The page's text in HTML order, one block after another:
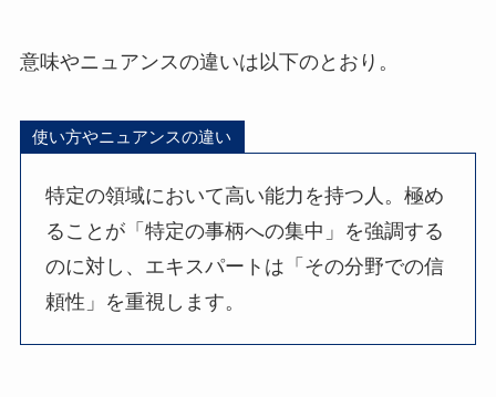
意味やニュアンスの違いは以下のとおり。
使い方やニュアンスの違い
特定の領域において高い能力を持つ人。極め
ることが「特定の事柄への集中」を強調する
のに対し、エキスパートは「その分野での信
頼性」を重視します。